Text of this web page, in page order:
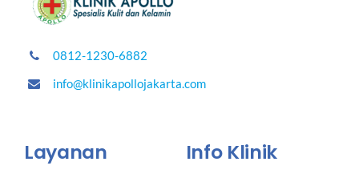
0812-1230-6882
info@klinikapollojakarta.com
Layanan Info Klinik